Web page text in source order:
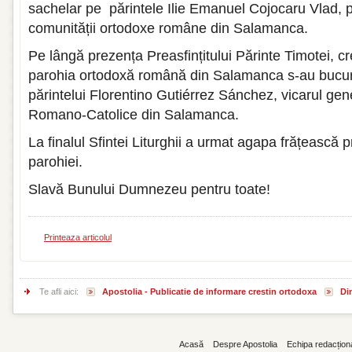
sachelar pe părintele Ilie Emanuel Cojocaru Vlad,
comunității ortodoxe române din Salamanca.
Pe lângă prezența Preasfințitului Părinte Timotei,
parohia ortodoxă română din Salamanca s-au
părintelui Florentino Gutiérrez Sánchez, vicarul
Romano-Catolice din Salamanca.
La finalul Sfintei Liturghii a urmat agapa frățească
parohiei.
Slavă Bunului Dumnezeu pentru toate!
Printeaza articolul
Te afli aici: Apostolia - Publicatie de informare crestin ortodoxa
Acasă Despre Apostolia Echipa